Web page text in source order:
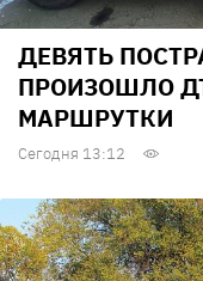
ДЕВЯТЬ
ПРОИЗОШЛО
МАРШРУТКИ
Сегодня 13:12